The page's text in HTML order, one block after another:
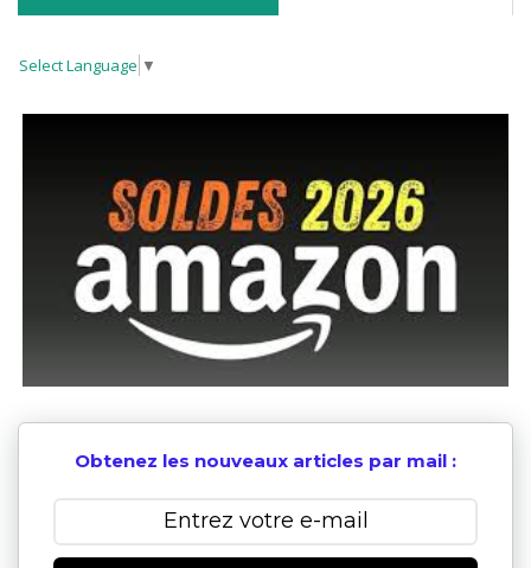
Select Language ▼
Obtenez les nouveaux articles par mail :